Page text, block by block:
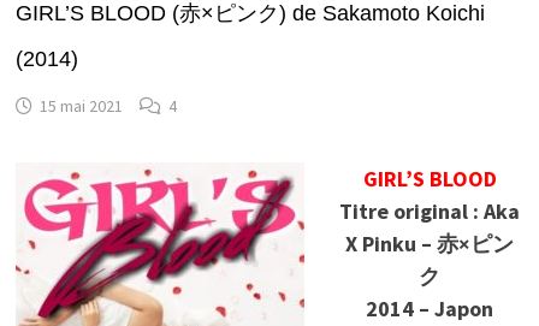
GIRL’S BLOOD (赤×ピンク) de Sakamoto Koichi
(2014)
15 mai 2021 4
GIRL’S BLOOD
Titre original : Aka
X Pinku – 赤×ピン
ク
2014 – Japon